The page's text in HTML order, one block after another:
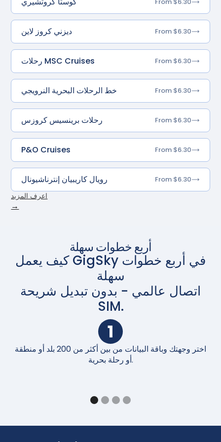
ديزني كروز لاين From $6.30
رحلات MSC Cruises From $6.30
خط الرحلات البحرية النرويجي From $6.30
رحلات برينسيس كروزس From $6.30
P&O Cruises From $6.30
رويال كاريبيان إنترناشيونال From $6.30
اعرف المزيد
→
أربع خطوات سهلة
كيف يعمل GigSky في أربع خطوات
سهلة
اتصال عالمي - بدون تبديل شريحة
SIM.
1
اختر وجهتك وباقة البيانات من بين أكثر من 200 بلد أو منطقة
أو رحلة بحرية.